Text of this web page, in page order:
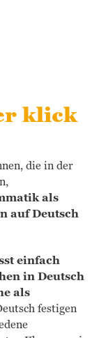
klick
die in der
als
auf Deutsch
einfach
in Deutsch
als
festigen